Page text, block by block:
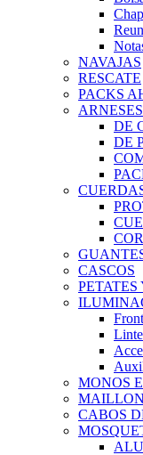
NAVAJAS
RESCATE
PACKS
ARNESES
DE
DE
CASCOS
PETATES
MONOS
CABOS